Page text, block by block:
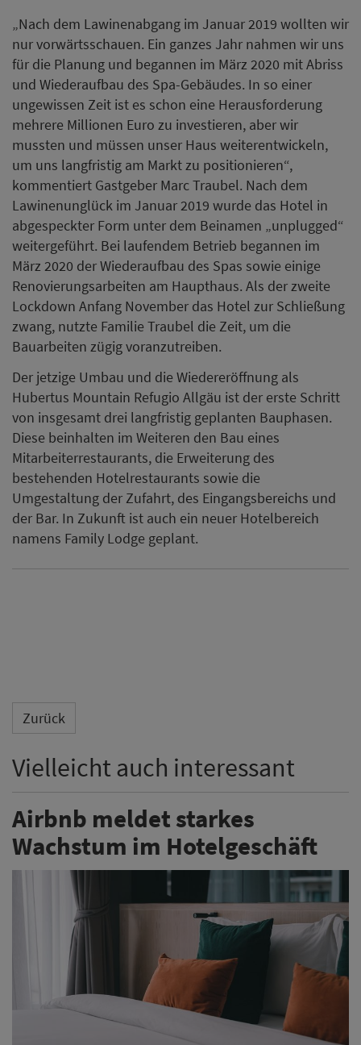
„Nach dem Lawinenabgang im Januar 2019 wollten wir
nur vorwärtsschauen. Ein ganzes Jahr nahmen wir uns
für die Planung und begannen im März 2020 mit Abriss
und Wiederaufbau des Spa-Gebäudes. In so einer
ungewissen Zeit ist es schon eine Herausforderung
mehrere Millionen Euro zu investieren, aber wir
mussten und müssen unser Haus weiterentwickeln,
um uns langfristig am Markt zu positionieren“,
kommentiert Gastgeber Marc Traubel. Nach dem
Lawinenunglück im Januar 2019 wurde das Hotel in
abgespeckter Form unter dem Beinamen „unplugged“
weitergeführt. Bei laufendem Betrieb begannen im
März 2020 der Wiederaufbau des Spas sowie einige
Renovierungsarbeiten am Haupthaus. Als der zweite
Lockdown Anfang November das Hotel zur Schließung
zwang, nutzte Familie Traubel die Zeit, um die
Bauarbeiten zügig voranzutreiben.
Der jetzige Umbau und die Wiedereröffnung als
Hubertus Mountain Refugio Allgäu ist der erste Schritt
von insgesamt drei langfristig geplanten Bauphasen.
Diese beinhalten im Weiteren den Bau eines
Mitarbeiterrestaurants, die Erweiterung des
bestehenden Hotelrestaurants sowie die
Umgestaltung der Zufahrt, des Eingangsbereichs und
der Bar. In Zukunft ist auch ein neuer Hotelbereich
namens Family Lodge geplant.
Zurück
Vielleicht auch interessant
Airbnb meldet starkes
Wachstum im Hotelgeschäft